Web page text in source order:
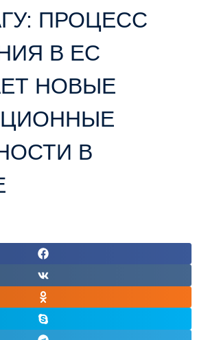
ПРОЦЕСС
В ЕС
НОВЫЕ
В